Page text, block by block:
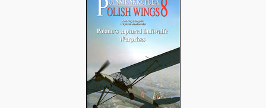
h
e
r
e
r